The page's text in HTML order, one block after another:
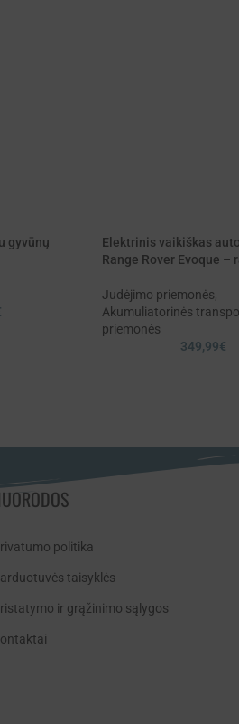
gyvūnų
Elektrinis vaikiškas
Range Rover Evoque –
Judėjimo priemonės,
Akumuliatorinės
priemonės
349,99€
politika
taisyklės
ir grąžinimo sąlygos